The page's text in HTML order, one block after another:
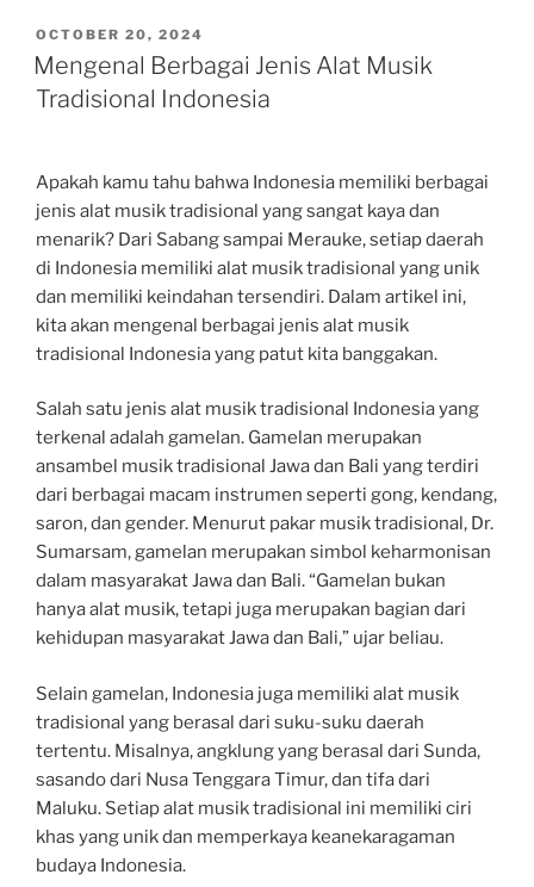
POSTED
ON
OCTOBER 20, 2024
Mengenal Berbagai Jenis Alat Musik
Tradisional Indonesia
Apakah kamu tahu bahwa Indonesia memiliki berbagai
jenis alat musik tradisional yang sangat kaya dan
menarik? Dari Sabang sampai Merauke, setiap daerah
di Indonesia memiliki alat musik tradisional yang unik
dan memiliki keindahan tersendiri. Dalam artikel ini,
kita akan mengenal berbagai jenis alat musik
tradisional Indonesia yang patut kita banggakan.
Salah satu jenis alat musik tradisional Indonesia yang
terkenal adalah gamelan. Gamelan merupakan
ansambel musik tradisional Jawa dan Bali yang terdiri
dari berbagai macam instrumen seperti gong, kendang,
saron, dan gender. Menurut pakar musik tradisional, Dr.
Sumarsam, gamelan merupakan simbol keharmonisan
dalam masyarakat Jawa dan Bali. “Gamelan bukan
hanya alat musik, tetapi juga merupakan bagian dari
kehidupan masyarakat Jawa dan Bali,” ujar beliau.
Selain gamelan, Indonesia juga memiliki alat musik
tradisional yang berasal dari suku-suku daerah
tertentu. Misalnya, angklung yang berasal dari Sunda,
sasando dari Nusa Tenggara Timur, dan tifa dari
Maluku. Setiap alat musik tradisional ini memiliki ciri
khas yang unik dan memperkaya keanekaragaman
budaya Indonesia.